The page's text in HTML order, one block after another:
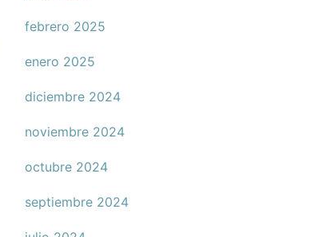
febrero 2025
enero 2025
diciembre 2024
noviembre 2024
octubre 2024
septiembre 2024